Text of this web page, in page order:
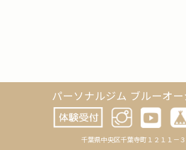
パーソナルジム ブルーオー
千葉県中央区千葉寺町１２１１－３